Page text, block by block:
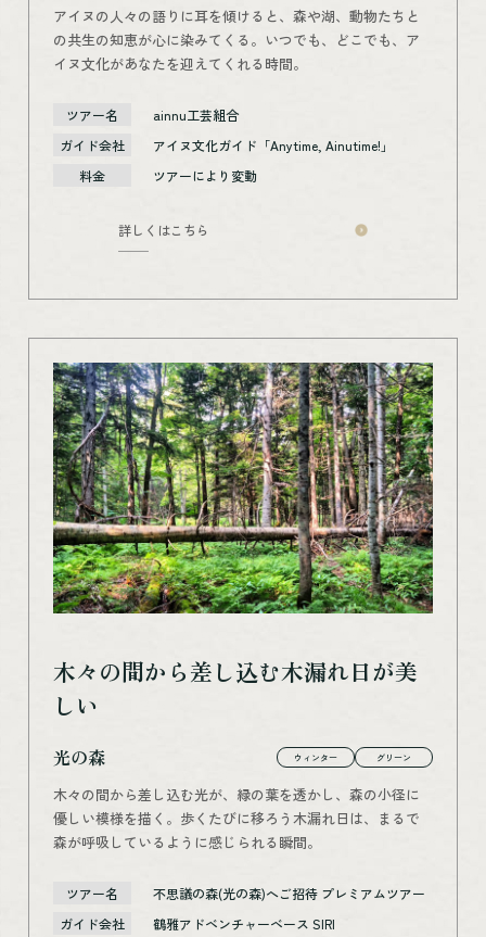
アイヌの人々の語りに耳を傾けると、森や湖、動物たちと
の共生の知恵が心に染みてくる。いつでも、どこでも、ア
イヌ文化があなたを迎えてくれる時間。
ツアー名
ainnu工芸組合
ガイド会社
アイヌ文化ガイド「Anytime, Ainutime!」
料金
ツアーにより変動
詳しくはこちら
木々の間から差し込む木漏れ日が美
しい
光の森 ウィンター グリーン
木々の間から差し込む光が、緑の葉を透かし、森の小径に
優しい模様を描く。歩くたびに移ろう木漏れ日は、まるで
森が呼吸しているように感じられる瞬間。
ツアー名
不思議の森(光の森)へご招待 プレミアムツアー
ガイド会社
鶴雅アドベンチャーベース SIRI